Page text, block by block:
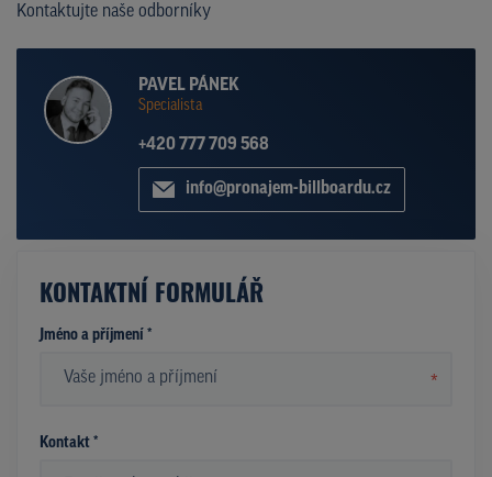
Kontaktujte naše odborníky
PAVEL PÁNEK
Specialista
+420 777 709 568
info@pronajem-billboardu.cz
KONTAKTNÍ FORMULÁŘ
Jméno a příjmení *
*
Kontakt *